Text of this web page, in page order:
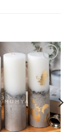
İstek
Listeme
Ekle